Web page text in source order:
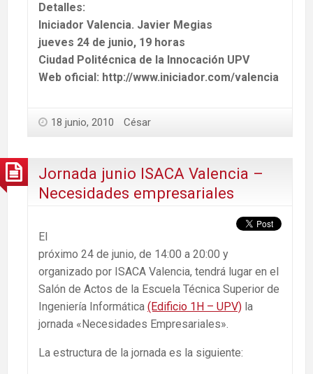
Detalles:
Iniciador Valencia. Javier Megias
jueves 24 de junio, 19 horas
Ciudad Politécnica de la Innocación UPV
Web oficial: http://www.iniciador.com/valencia
18 junio, 2010 César
Jornada junio ISACA Valencia –
Necesidades empresariales
El
próximo 24 de junio, de 14:00 a 20:00 y
organizado por ISACA Valencia, tendrá lugar en el
Salón de Actos de la Escuela Técnica Superior de
Ingeniería Informática (Edificio 1H – UPV) la
jornada «Necesidades Empresariales».
La estructura de la jornada es la siguiente: